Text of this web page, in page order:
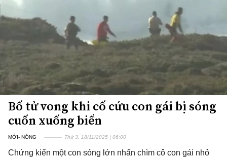
Bố tử vong khi cố cứu con gái bị sóng
cuốn xuống biển
MỚI- NÓNG Thứ 3, 18/11/2025 | 06:00
Chứng kiến một con sóng lớn nhấn chìm cô con gái nhỏ